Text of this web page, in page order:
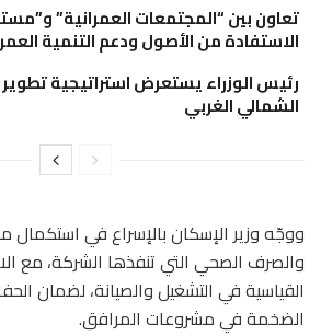
تعاون بين “المجتمعات العمرانية”
الاستفادة من الأصول ودعم التنمية
رئيس الوزراء يستعرض استراتيجية
الشمالي الغربي
ووجّه وزير الإسكان بالإسراع في
والصرف الصحي التي تنفذها الشركة، مع
القياسية في التشغيل والصيانة، لضمان
الضخمة في مشروعات المرافق.